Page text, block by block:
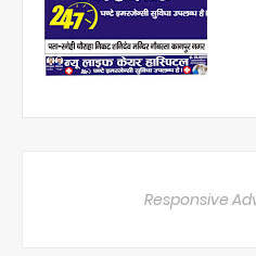
Responsive